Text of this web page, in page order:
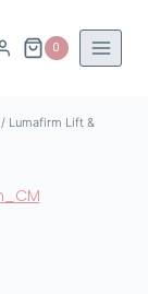
0
/ Lumafirm Lift &